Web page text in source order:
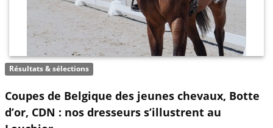
Résultats & sélections
Coupes de Belgique des jeunes chevaux, Botte
d’or, CDN : nos dresseurs s’illustrent au